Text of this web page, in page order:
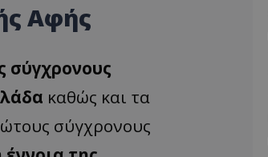
Αφής
σύγχρονους
καθώς και τα
σύγχρονους